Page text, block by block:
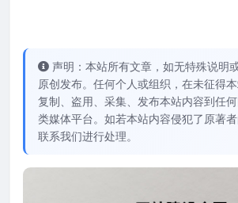
声明：本站所有文章，如无特殊说明
原创发布。任何个人或组织，在未征得
复制、盗用、采集、发布本站内容到任
类媒体平台。如若本站内容侵犯了原著
联系我们进行处理。